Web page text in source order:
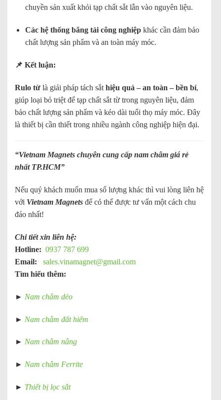
chuyền sản xuất khỏi tạp chất sắt lẫn vào nguyên liệu.
Các hệ thống băng tải công nghiệpkhác cần đảm bảo
chất lượng sản phẩm và an toàn máy móc.
📌 Kết luận:
Rulo từ là giải pháp tách sắt hiệu quả – an toàn – bền bỉ,
giúp loại bỏ triệt để tạp chất sắt từ trong nguyên liệu, đảm
bảo chất lượng sản phẩm và kéo dài tuổi thọ máy móc. Đây
là thiết bị cần thiết trong nhiều ngành công nghiệp hiện đại.
“Vietnam Magnets chuyên cung cấp nam châm giá rẻ
nhất TP.HCM”
Nếu quý khách muốn mua số lượng khác thì vui lòng liên hệ
với Vietnam Magnets để có thể được tư vấn một cách chu
đáo nhất!
Chi tiết xin liên hệ:
Hotline: 0937 787 699
Email:
sales.vinamagnet@gmail.com
Tìm hiểu thêm:
► Nam châm dẻo
► Nam châm đất hiếm
► Nam châm nâng
► Nam châm Ferrite
► Thiết bị lọc sắt